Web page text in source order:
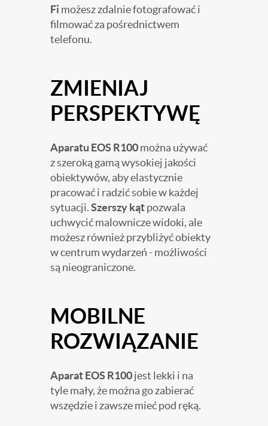
Fi możesz zdalnie fotografować i
filmować za pośrednictwem
telefonu.
ZMIENIAJ
PERSPEKTYWĘ
Aparatu EOS R100można używać
z szeroką gamą wysokiej jakości
obiektywów, aby elastycznie
pracować i radzić sobie w każdej
sytuacji.Szerszy kątpozwala
uchwycić malownicze widoki, ale
możesz również przybliżyć obiekty
w centrum wydarzeń - możliwości
są nieograniczone.
MOBILNE
ROZWIĄZANIE
Aparat EOS R100jest lekki i na
tyle mały, że można go zabierać
wszędzie i zawsze mieć pod ręką.